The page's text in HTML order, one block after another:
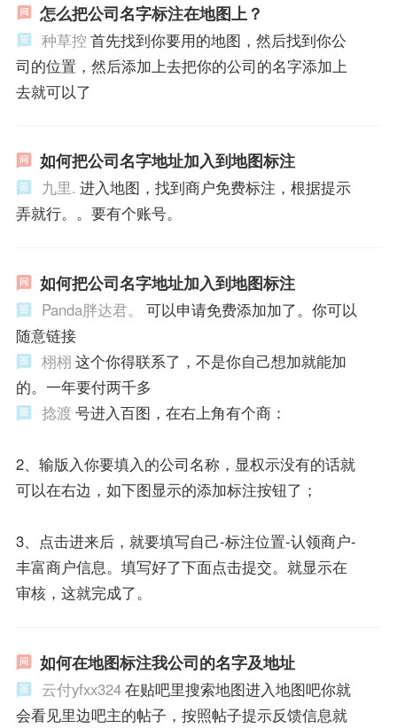
怎么把公司名字标注在地图上？
种草控 首先找到你要用的地图，然后找到你公
司的位置，然后添加上去把你的公司的名字添加上
去就可以了
如何把公司名字地址加入到地图标注
九里. 进入地图，找到商户免费标注，根据提示
弄就行。。要有个账号。
如何把公司名字地址加入到地图标注
Panda胖达君。
可以申请免费添加加了。你可以
随意链接
栩栩 这个你得联系了，不是你自己想加就能加
的。一年要付两千多
捻渡 号进入百图，在右上角有个商：
2、输版入你要填入的公司名称，显权示没有的话就
可以在右边，如下图显示的添加标注按钮了；
3、点击进来后，就要填写自己-标注位置-认领商户-
丰富商户信息。填写好了下面点击提交。就显示在
审核，这就完成了。
如何在地图标注我公司的名字及地址
云付yfxx324在贴吧里搜索地图进入地图吧你就
会看见里边吧主的帖子，按照帖子提示反馈信息就